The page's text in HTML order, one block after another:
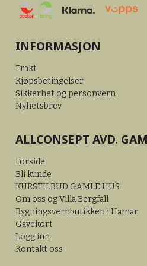
INFORMASJON
Frakt
Kjøpsbetingelser
Sikkerhet og personvern
Nyhetsbrev
ALLCONSEPT AVD.
Forside
Bli kunde
KURSTILBUD GAMLE HUS
Om oss og Villa Bergfall
Bygningsvernbutikken i Hamar
Gavekort
Logg inn
Kontakt oss